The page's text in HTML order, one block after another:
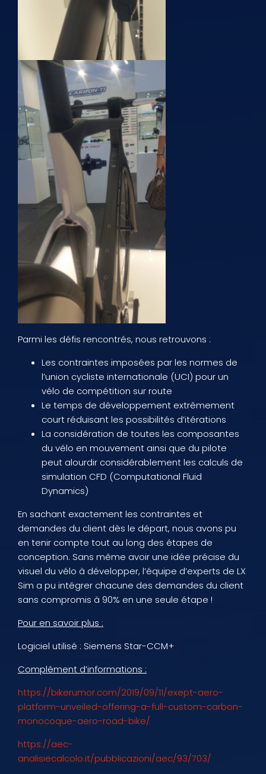
Parmi les défis rencontrés, nous retrouvons :
Les contraintes imposées par les normes de
l’union cycliste internationale (UCI) pour un
vélo de compétition sur route
Le temps de développement extrêmement
court réduisant les possibilités d’itérations
La considération de toutes les composantes
du vélo en mouvement ainsi que du pilote
peut alourdir considérablement les calculs de
simulation CFD (Computational Fluid
Dynamics)
En sachant exactement les contraintes et
demandes du client dès le départ, nous avons pu
en tenir compte tout au long des étapes de
conception. Sans même avoir une idée précise du
visuel du vélo à développer, l’équipe d’experts de LX
Sim a pu intégrer chacune des demandes du client
sans compromis à 90% en une seule étape !
Pour en savoir plus :
Logiciel utilisé : Siemens Star-CCM+
Complément d’informations :
https://bikerumor.com/2019/09/11/exept-aero-
platform-unveiled-offering-a-full-custom-carbon-
monocoque-aero-road-bike/
https://aec-
analisiecalcolo.it/pubblicazioni/aec/93/703/